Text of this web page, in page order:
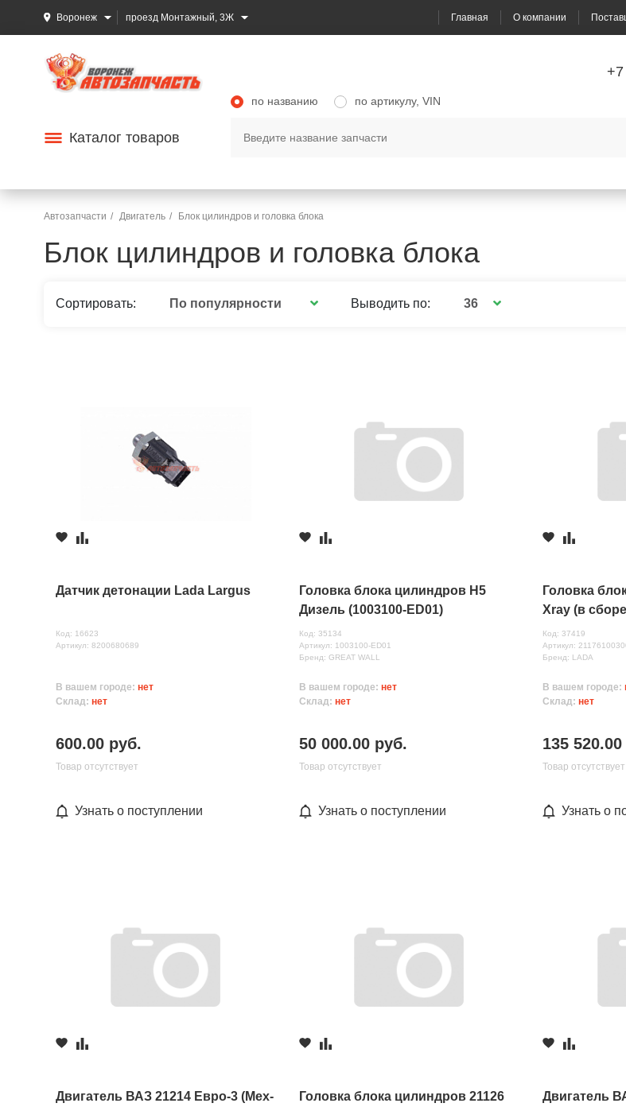
Воронеж проезд Монтажный, 3Ж Главная О компании
+7
Каталог товаров
по названию по артикулу, VIN
Автозапчасти Двигатель Блок цилиндров и головка блока
Блок цилиндров и головка блока
Сортировать: По популярности Выводить по: 36
Датчик детонации Lada Largus
Код: 16623
Артикул: 8200680689
В вашем городе: нет
Склад: нет
600.00 руб.
Товар отсутствует
Узнать о поступлении
Головка блока цилиндров H5
Дизель (1003100-ED01)
Код: 35134
Артикул: 1003100-ED01
Бренд: GREAT WALL
В вашем городе:нет
Склад:нет
50 000.00 руб.
Товар отсутствует
Узнать о поступлении
Головка
Xray (в
Код: 37419
Артикул:
Бренд: LADA
В вашем городе:
Склад:нет
135
Товар отсутствует
Узнать о
Двигатель ВАЗ 21214 Eвро-3 (Мех-
Головка блока цилиндров 21126
Двигатель